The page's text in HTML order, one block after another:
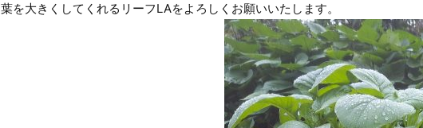
葉を大きくしてくれるリーフLAをよろしくお願いいたします。